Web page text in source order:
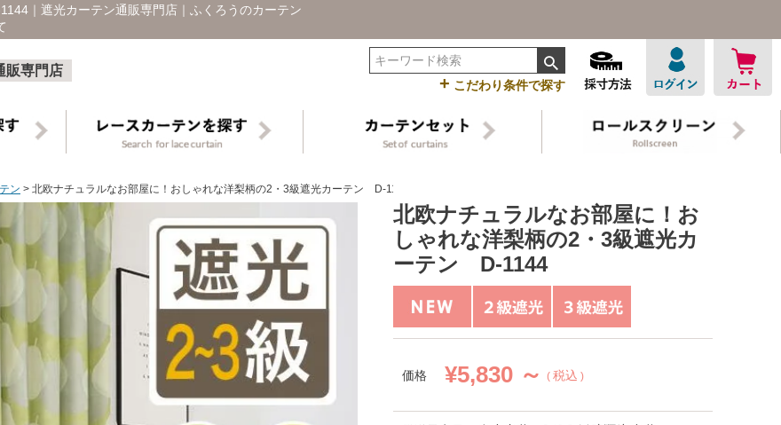
｜遮光カーテン通販専門店｜ふくろうのカーテン
販専門店
+ こだわり条件で探す
ン 北欧ナチュラルなお部屋に！おしゃれな洋梨柄の2・3級遮光カーテン D-1144
北欧ナチュラルなお部屋に！お
しゃれな洋梨柄の2・3級遮光カ
ーテン D-1144
価格 ¥5,830 ～ 税込